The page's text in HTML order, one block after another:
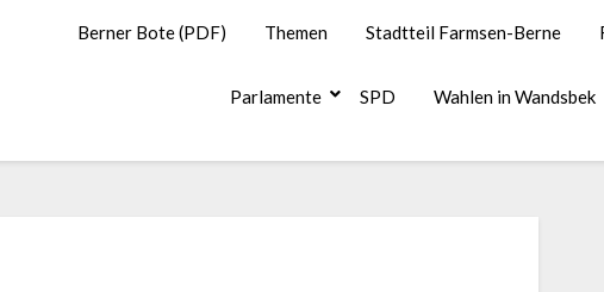
Berner Bote (PDF) Themen Stadtteil Farmsen-Berne
Parlamente SPD Wahlen in Wandsbek